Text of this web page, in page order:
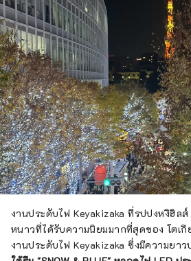
งานประดับไฟ Keyakizaka ที่รปปงหงิฮิลส์
หนาวที่ได้รับความนิยมมากที่สุดของ โตเ
งานประดับไฟ Keyakizaka ซึ่งมีความยา